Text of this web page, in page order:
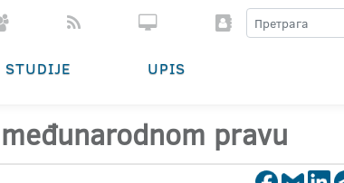
STUDIJE UPIS
pravu